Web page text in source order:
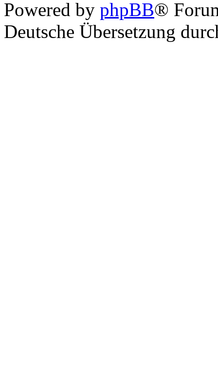
Powered by phpBB®
Deutsche Übersetzung